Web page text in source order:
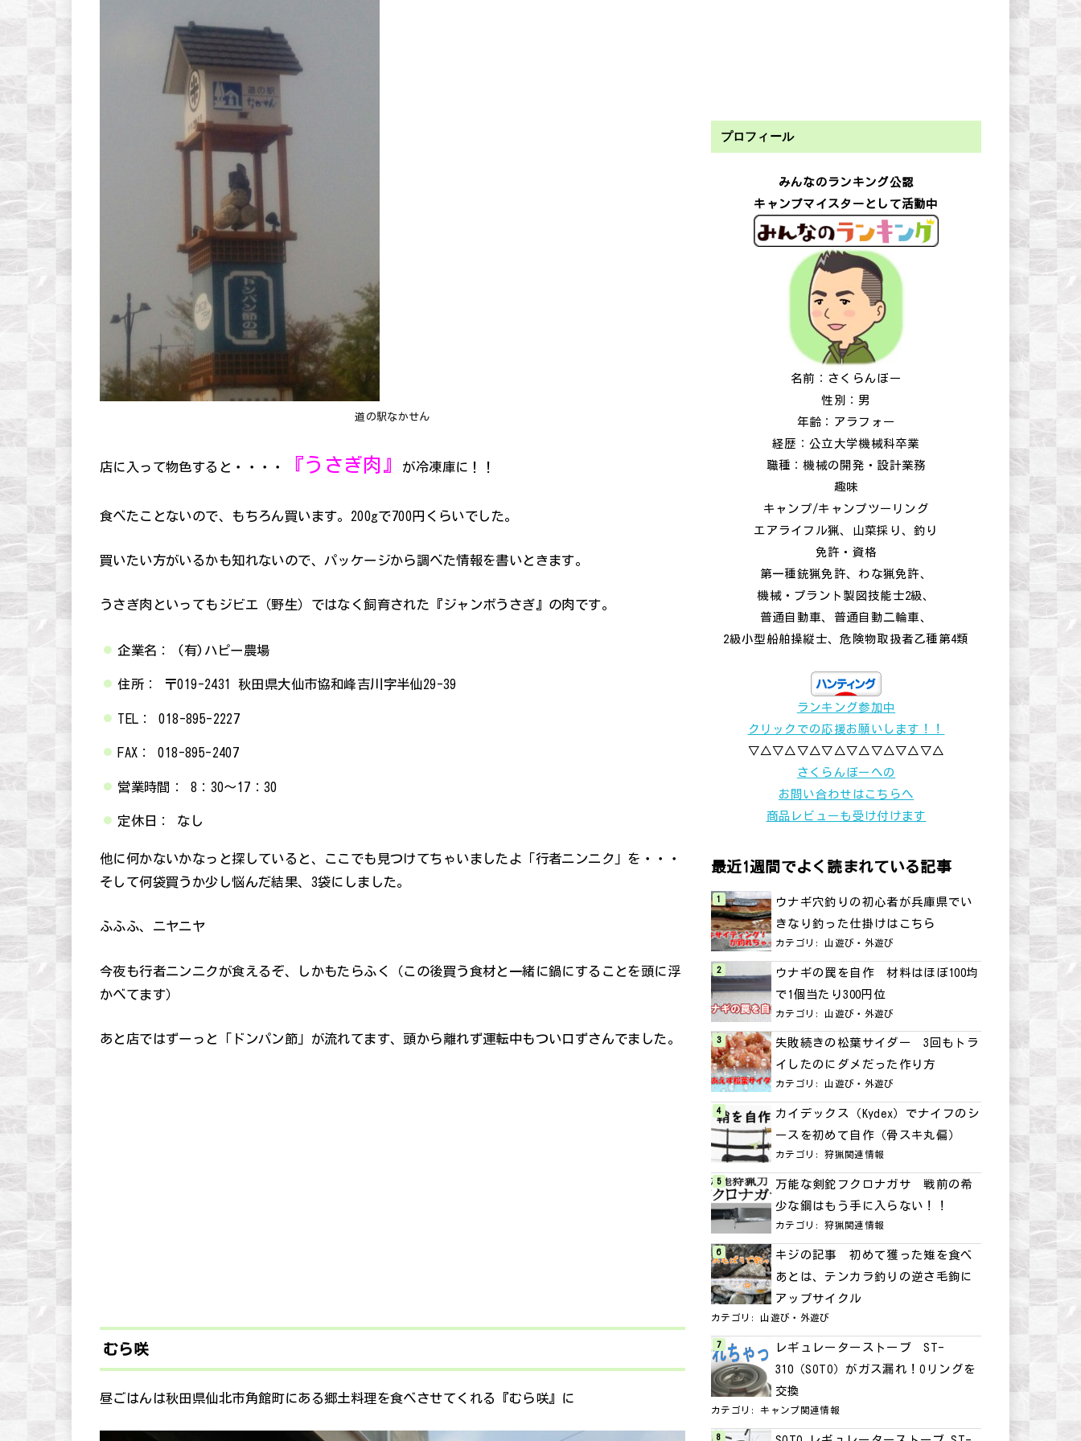
道の駅なかせん
店に入って物色すると・・・・ 『うさぎ肉』 が冷凍庫に！！
食べたことないので、もちろん買います。200gで700円くらいでした。
買いたい方がいるかも知れないので、パッケージから調べた情報を書いときます。
うさぎ肉といってもジビエ（野生）ではなく飼育された『ジャンボうさぎ』の肉です。
企業名： (有)ハピー農場
住所： 〒019-2431 秋田県大仙市協和峰吉川字半仙29-39
TEL： 018-895-2227
FAX： 018-895-2407
営業時間： 8：30～17：30
定休日： なし
他に何かないかなっと探していると、ここでも見つけてちゃいましたよ「行者ニンニク」を・・・
そして何袋買うか少し悩んだ結果、3袋にしました。
ふふふ、ニヤニヤ
今夜も行者ニンニクが食えるぞ、しかもたらふく（この後買う食材と一緒に鍋にすることを頭に浮
かべてます）
あと店ではずーっと「ドンパン節」が流れてます、頭から離れず運転中もつい口ずさんでました。
むら咲
昼ごはんは秋田県仙北市角館町にある郷土料理を食べさせてくれる『むら咲』に
プロフィール
みんなのランキング公認
キャンプマイスターとして活動中
名前：さくらんぼー
性別：男
年齢：アラフォー
経歴：公立大学機械科卒業
職種：機械の開発・設計業務
趣味
キャンプ/キャンプツーリング
エアライフル猟、山菜採り、釣り
免許・資格
第一種銃猟免許、わな猟免許、
機械・プラント製図技能士2級、
普通自動車、普通自動二輪車、
2級小型船舶操縦士、危険物取扱者乙種第4類
ランキング参加中
クリックでの応援お願いします！！
▽△▽△▽△▽△▽△▽△▽△▽△
さくらんぼーへの
お問い合わせはこちらへ
商品レビューも受け付けます
最近1週間でよく読まれている記事
ウナギ穴釣りの初心者が兵庫県でい
きなり釣った仕掛けはこちら
カテゴリ: 山遊び・外遊び
ウナギの罠を自作 材料はほぼ100均
で1個当たり300円位
カテゴリ: 山遊び・外遊び
失敗続きの松葉サイダー 3回もトラ
イしたのにダメだった作り方
カテゴリ: 山遊び・外遊び
カイデックス（Kydex）でナイフのシ
ースを初めて自作（骨スキ丸偏）
カテゴリ:狩猟関連情報
万能な剣鉈フクロナガサ 戦前の希
少な鋼はもう手に入らない！！
カテゴリ:狩猟関連情報
キジの記事 初めて獲った雉を食べ
あとは、テンカラ釣りの逆さ毛鉤に
アップサイクル
カテゴリ: 山遊び・外遊び
レギュレーターストーブ ST-
310（SOTO）がガス漏れ！Oリングを
交換
カテゴリ:キャンプ関連情報